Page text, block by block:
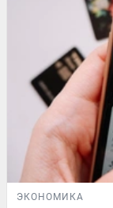
ЭКОНОМИКА